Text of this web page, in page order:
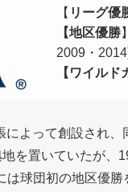
【 リーグ優
【地区優勝
2009・
【ワイルド
によって創設され
を置いていたが、
は球団初の地区優